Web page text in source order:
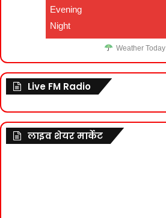
Evening
Night
Weather Today
Live FM Radio
लाइव शेयर मार्केट